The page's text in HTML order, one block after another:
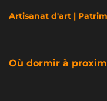
Artisanat d'art |
Où dormir à